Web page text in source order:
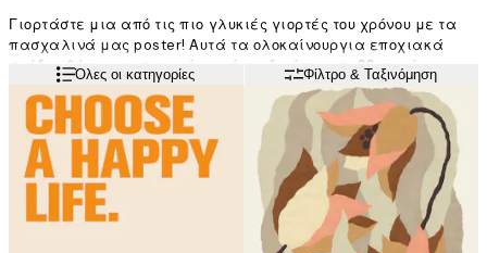
Γιορτάστε μια από τις πιο γλυκιές γιορτές του χρόνου με τα
πασχαλινά μας poster! Αυτά τα ολοκαίνουργια εποχιακά
σχέδια θέτουν το σκηνικό για ένα ιδιαίτερο σαββατοκύριακο,
με κυνήγι αυγών και οικογενειακή διασκέδαση, φέρνοντας την
άνοιξη και την τέλεια ανανέωση για το σπίτι σας.
Διαβάστε περισσότερα
Όλες οι κατηγορίες Φίλτρο & Ταξινόμηση